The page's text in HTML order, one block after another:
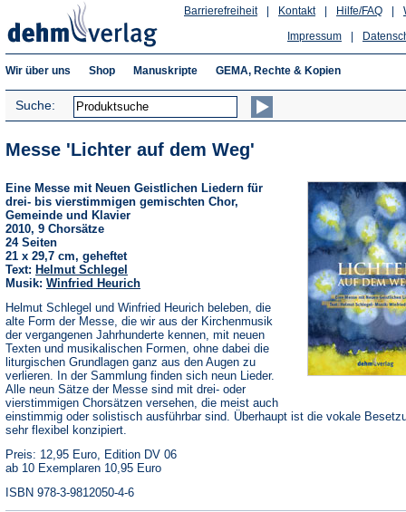
Hilfe/FAQ
Kontakt
Barrierefreiheit
Impressum
Wir über uns Shop Manuskripte GEMA, Rechte & Kopien
Suche:
Messe 'Lichter auf dem Weg'
Eine Messe mit Neuen Geistlichen Liedern für
drei- bis vierstimmigen gemischten Chor,
Gemeinde und Klavier
2010, 9 Chorsätze
24 Seiten
21 x 29,7 cm, geheftet
Text: Helmut Schlegel
Musik: Winfried Heurich
Helmut Schlegel und Winfried Heurich beleben, die
alte Form der Messe, die wir aus der Kirchenmusik
der vergangenen Jahrhunderte kennen, mit neuen
Texten und musikalischen Formen, ohne dabei die
liturgischen Grundlagen ganz aus den Augen zu
verlieren. In der Sammlung finden sich neun Lieder.
Alle neun Sätze der Messe sind mit drei- oder
vierstimmigen Chorsätzen versehen, die meist auch
einstimmig oder solistisch ausführbar sind. Überhaupt ist die vokale
sehr flexibel konzipiert.
Preis: 12,95 Euro, Edition DV 06
ab 10 Exemplaren 10,95 Euro
ISBN 978-3-9812050-4-6